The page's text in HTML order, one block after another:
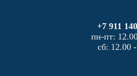
+7 911
пн-пт:
сб: 12.00